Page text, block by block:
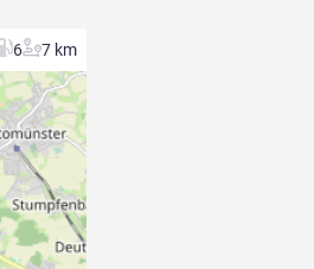
6 7 km